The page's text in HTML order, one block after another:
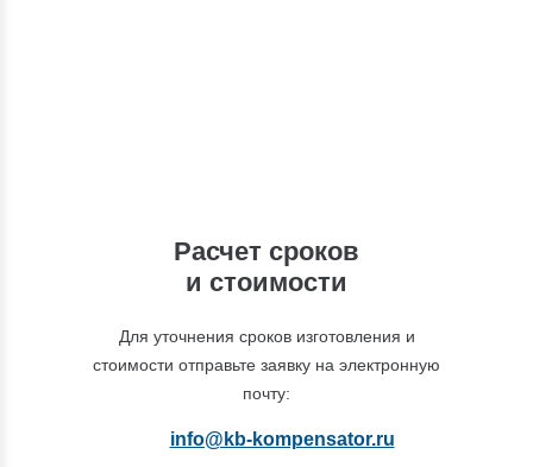
Расчет сроков
и стоимости
Для уточнения сроков изготовления и
стоимости отправьте заявку на электронную
почту:
info@kb-kompensator.ru